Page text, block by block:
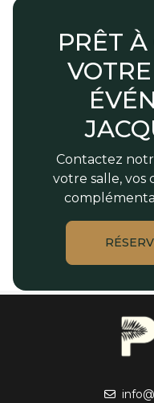
PRÊT
Contactez
votre salle, vos